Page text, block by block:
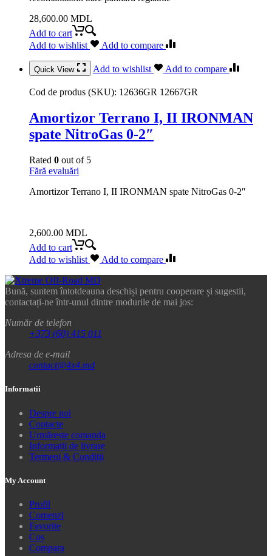
28,600.00 MDL
Add to cart
Add to wishlist
Add to compare
Quick View Add to wishlist Add to compare
Cod de produs (SKU): 12636GR 12667GR
Amortizor Terrano I, II IRONMAN
spate NitroGas 0-2″
Rated 0 out of 5
Fără evaluări
Amortizor Terrano I, II IRONMAN spate NitroGas 0-2″
2,600.00 MDL
Add to cart
Add to wishlist
Add to compare
Bună, suntem întotdeauna deschiși pentru cooperare și sugestii,
contactați-ne într-unul dintre modurile de mai jos:
Număr de telefon
+373 (60) 415 011
Adresa de e-mail
contact@4x4.md
Informatii
Despre noi
Contacte
Urmărește comanda
Informații de livrare
Termeni & Conditii
My Account
Profil
Comenzi
Favorite
Coș
Compara